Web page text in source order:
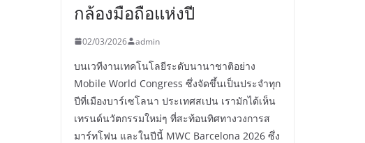
กล้องมือถือแห่งปี
02/03/2026 admin
บนเวทีงานเทคโนโลยีระดับนานาชาติอย่าง
Mobile World Congress ซึ่งจัดขึ้นเป็นประจำทุก
ปีที่เมืองบาร์เซโลนา ประเทศสเปน เรามักได้เห็น
เทรนด์นวัตกรรมใหม่ๆ ที่สะท้อนทิศทางวงการส
มาร์ทโฟน และในปีนี้ MWC Barcelona 2026 ซึ่ง